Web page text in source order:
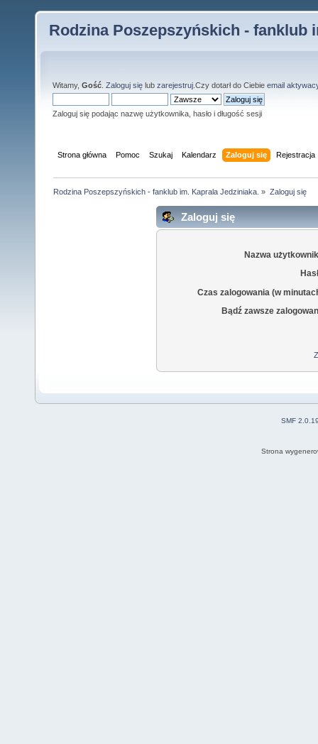
Rodzina Poszepszyńskich - fanklub
Witamy, Gość Zaloguj się lub zarejestruj .Czy dotarł do Ciebie email
Zaloguj się podając nazwę użytkownika, hasło i długość sesji
Strona główna Pomoc Szukaj Kalendarz Zaloguj się Rejestracja
Rodzina Poszepszyńskich - fanklub im. Kaprala Jedziniaka. » Zaloguj się
Zaloguj się
Nazwa
Czas zalogowania (w
Bądź zawsze
SMF
Strona